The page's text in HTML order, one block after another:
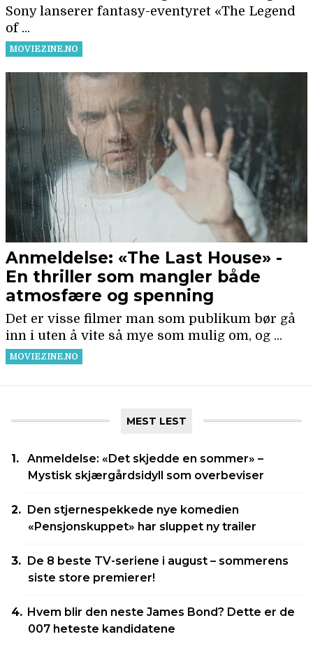
MEST LEST
Anmeldelse: «Det skjedde en sommer» –
Mystisk skjærgårdsidyll som overbeviser
Den stjernespekkede nye komedien
«Pensjonskuppet» har sluppet ny trailer
De 8 beste TV-seriene i august – sommerens
siste store premierer!
Hvem blir den neste James Bond? Dette er de
007 heteste kandidatene